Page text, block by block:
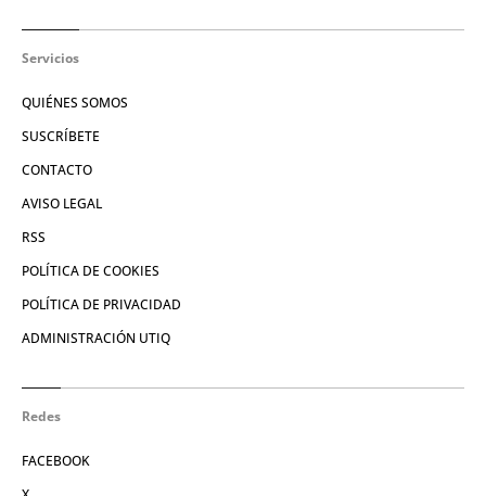
Servicios
QUIÉNES SOMOS
SUSCRÍBETE
CONTACTO
AVISO LEGAL
RSS
POLÍTICA DE COOKIES
POLÍTICA DE PRIVACIDAD
ADMINISTRACIÓN UTIQ
Redes
FACEBOOK